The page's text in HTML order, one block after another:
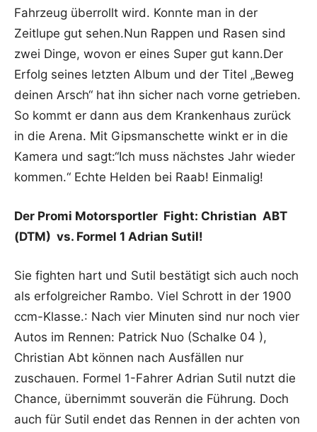
Fahrzeug überrollt wird. Konnte man in der
Zeitlupe gut sehen.Nun Rappen und Rasen sind
zwei Dinge, wovon er eines Super gut kann.Der
Erfolg seines letzten Album und der Titel „Beweg
deinen Arsch“ hat ihn sicher nach vorne getrieben.
So kommt er dann aus dem Krankenhaus zurück
in die Arena. Mit Gipsmanschette winkt er in die
Kamera und sagt:“Ich muss nächstes Jahr wieder
kommen.“ Echte Helden bei Raab! Einmalig!
Der Promi Motorsportler Fight: Christian ABT
(DTM) vs. Formel 1 Adrian Sutil!
Sie fighten hart und Sutil bestätigt sich auch noch
als erfolgreicher Rambo. Viel Schrott in der 1900
ccm-Klasse.: Nach vier Minuten sind nur noch vier
Autos im Rennen: Patrick Nuo (Schalke 04 ),
Christian Abt können nach Ausfällen nur
zuschauen. Formel 1-Fahrer Adrian Sutil nutzt die
Chance, übernimmt souverän die Führung. Doch
auch für Sutil endet das Rennen in der achten von